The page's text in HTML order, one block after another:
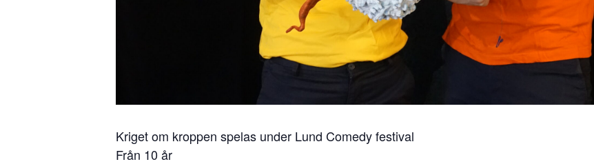
Kriget om kroppen spelas under Lund Comedy festival
Från 10 år